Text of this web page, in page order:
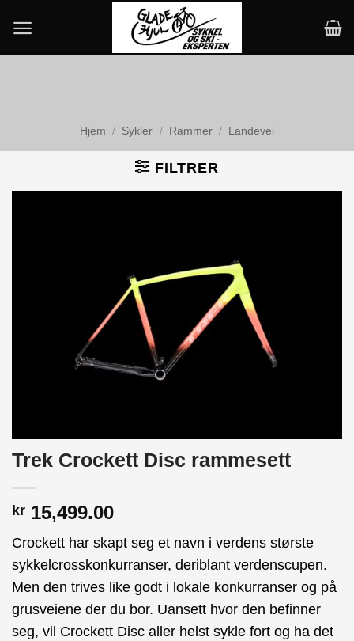
content
Hjem / Sykler / Rammer / Landevei
FILTRER
Trek Crockett Disc rammesett
kr 15,499.00
Crockett har skapt seg et navn i verdens største
sykkelcrosskonkurranser, deriblant verdenscupen.
Men den trives like godt i lokale konkurranser og på
grusveiene der du bor. Uansett hvor den befinner
seg, vil Crockett Disc aller helst sykle fort og ha det